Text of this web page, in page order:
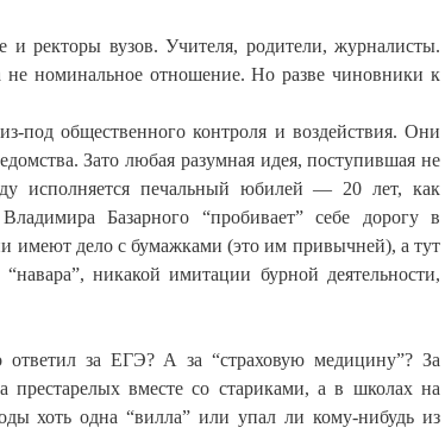
ректоры вузов. Учителя, родители, журналисты.
номинальное отношение. Но разве чиновники к
под общественного контроля и воздействия. Они
Зато любая разумная идея, поступившая не
исполняется печальный юбилей — 20 лет, как
Базарного “пробивает” себе дорогу в
дело с бумажками (это им привычней), а тут
никакой имитации бурной деятельности,
за ЕГЭ? А за “страховую медицину”? За
престарелых вместе со стариками, а в школах на
хоть одна “вилла” или упал ли кому-нибудь из